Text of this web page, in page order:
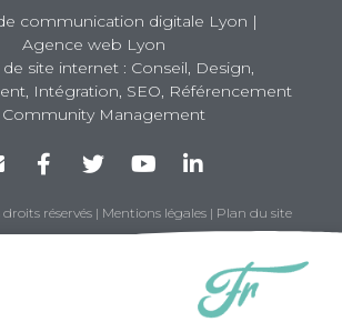
communication digitale Lyon |
Agence web Lyon
site internet : Conseil, Design,
Intégration, SEO, Référencement
Management
réservés | Mentions légales | Plan du site